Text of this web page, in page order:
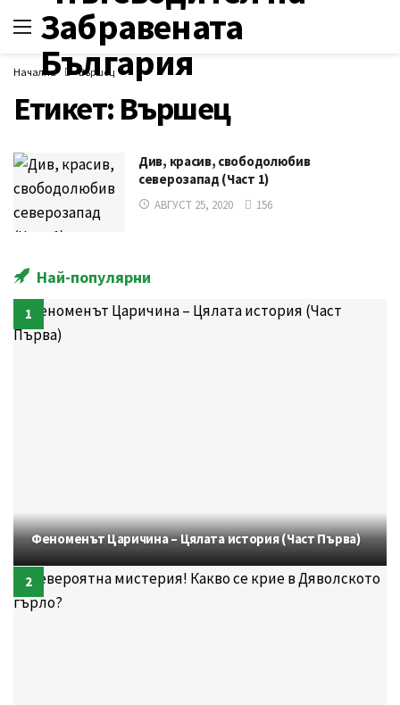
Начална Вършец
Етикет: Вършец
Див, красив, свободолюбив
северозапад (Част 1)
АВГУСТ 25, 2020 156
Най-популярни
Феноменът Царичина – Цялата история (Част Първа)